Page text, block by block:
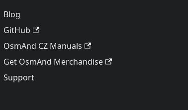
Blog
GitHub
OsmAnd CZ Manuals
Get OsmAnd Merchandise
Support